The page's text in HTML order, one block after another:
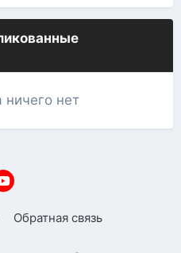
ничего нет
Обратная связь